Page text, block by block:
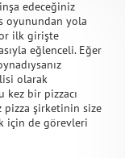
edeceğiniz
oyunundan yola
ilk girişte
eğlenceli. Eğer
olarak
kez bir pizzacı
pizza şirketinin size
için de görevleri